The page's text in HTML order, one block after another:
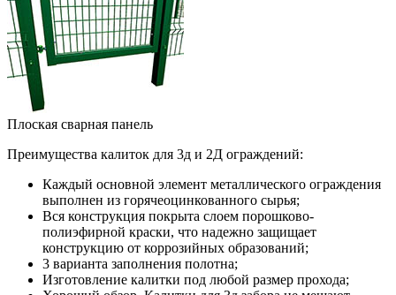
Плоская сварная панель
Преимущества калиток для 3д и 2Д ограждений:
Каждый основной элемент металлического ограждения
выполнен из горячеоцинкованного сырья;
Вся конструкция покрыта слоем порошково-
полиэфирной краски, что надежно защищает
конструкцию от коррозийных образований;
3 варианта заполнения полотна;
Изготовление калитки под любой размер прохода;